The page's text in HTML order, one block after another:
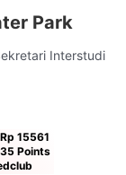
Park
Interstudi
15561
Points